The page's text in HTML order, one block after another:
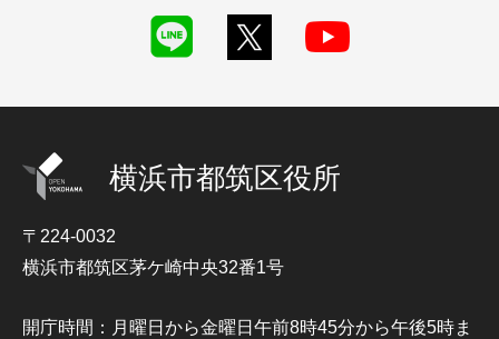
横浜市都筑区役所
〒224-0032
横浜市都筑区茅ケ崎中央32番1号
開庁時間：月曜日から金曜日午前8時45分から午後5時ま